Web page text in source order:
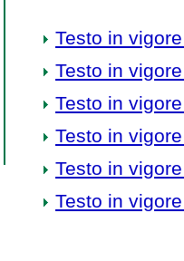
Testo in
Testo in
Testo in
Testo in
Testo in
Testo in